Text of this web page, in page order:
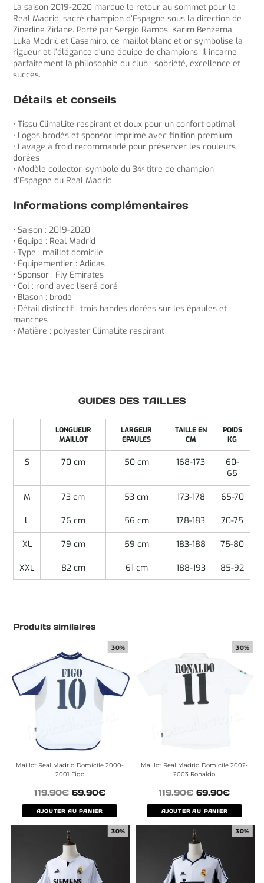
La saison 2019-2020 marque le retour au sommet pour le
Real Madrid, sacré champion d’Espagne sous la direction de
Zinedine Zidane. Porté par Sergio Ramos, Karim Benzema,
Luka Modrić et Casemiro, ce maillot blanc et or symbolise la
rigueur et l’élégance d’une équipe de champions. Il incarne
parfaitement la philosophie du club : sobriété, excellence et
succès.
Détails et conseils
• Tissu ClimaLite respirant et doux pour un confort optimal
• Logos brodés et sponsor imprimé avec finition premium
• Lavage à froid recommandé pour préserver les couleurs
dorées
• Modèle collector, symbole du 34ᵉ titre de champion
d’Espagne du Real Madrid
Informations complémentaires
• Saison : 2019-2020
• Équipe : Real Madrid
• Type : maillot domicile
• Équipementier : Adidas
• Sponsor : Fly Emirates
• Col : rond avec liseré doré
• Blason : brodé
• Détail distinctif : trois bandes dorées sur les épaules et
manches
• Matière : polyester ClimaLite respirant
GUIDES DES TAILLES
LONGUEUR
MAILLOT
LARGEUR
EPAULES
TAILLE EN
CM
POIDS
KG
S 70 cm 50 cm 168-173
60-
65
M 73 cm 53 cm 173-178 65-70
L 76 cm 56 cm 178-183 70-75
XL 79 cm 59 cm 183-188 75-80
XXL 82 cm 61 cm 188-193 85-92
Produits similaires
30%
Maillot Real Madrid Domicile 2000-
2001 Figo
119.90€ 69.90€
AJOUTER AU PANIER
30%
Maillot Real Madrid Domicile 2002-
2003 Ronaldo
119.90€ 69.90€
AJOUTER AU PANIER
30% 30%